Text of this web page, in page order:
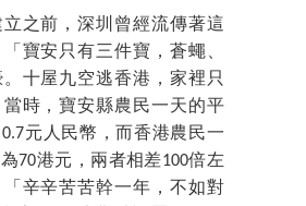
之前，深圳曾經流傳著這
寶安只有三件寶，蒼蠅、
十屋九空逃香港，家裡只
時，寶安縣農民一天的平
元人民幣，而香港農民一
70港元，兩者相差100倍左
辛辛苦苦幹一年，不如對